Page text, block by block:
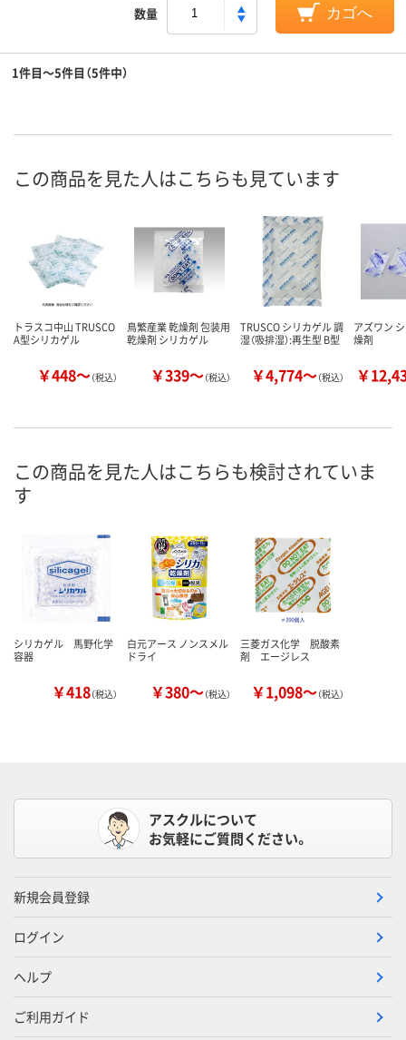
数量 カゴへ
1件目～5件目（5件中）
この商品を見た人はこちらも見ています
トラスコ中山 TRUSCO
A型シリカゲル
￥448～（税込）
鳥繁産業 乾燥剤 包装用
乾燥剤 シリカゲル
￥339～（税込）
TRUSCO シリカゲル 調
湿（吸排湿）:再生型 B型
￥4,774～（税込）
アズワン
燥剤
￥
この商品を見た人はこちらも検討されていま
す
シリカゲル 馬野化学
容器
￥418（税込）
白元アース ノンスメル
ドライ
￥380～（税込）
三菱ガス化学 脱酸素
剤 エージレス
￥1,098～（税込）
アスクルについて
お気軽にご質問ください。
新規会員登録
ログイン
ヘルプ
ご利用ガイド